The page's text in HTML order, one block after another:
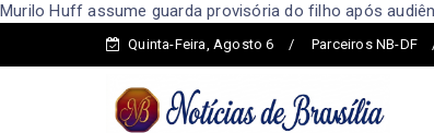
Murilo Huff assume guarda provisória do filho após
Quinta-Feira, Agosto 6 Parceiros NB-DF